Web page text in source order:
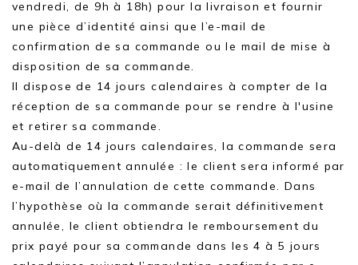
vendredi, de 9h à 18h) pour la livraison et fournir
une pièce d’identité ainsi que l’e-mail de
confirmation de sa commande ou le mail de mise à
disposition de sa commande.
Il dispose de 14 jours calendaires à compter de la
réception de sa commande pour se rendre à l'usine
et retirer sa commande.
Au-delà de 14 jours calendaires, la commande sera
automatiquement annulée : le client sera informé par
e-mail de l’annulation de cette commande. Dans
l’hypothèse où la commande serait définitivement
annulée, le client obtiendra le remboursement du
prix payé pour sa commande dans les 4 à 5 jours